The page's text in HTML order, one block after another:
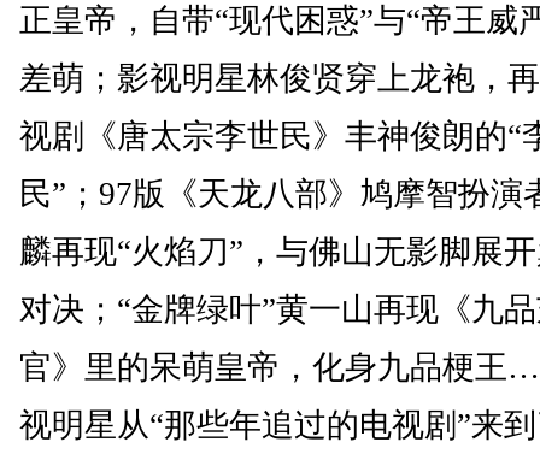
正皇帝，自带“现代困惑”与“帝王威
差萌；影视明星林俊贤穿上龙袍，
视剧《唐太宗李世民》丰神俊朗的“
民”；97版《天龙八部》鸠摩智扮演
麟再现“火焰刀”，与佛山无影脚展
对决；“金牌绿叶”黄一山再现《九
官》里的呆萌皇帝，化身九品梗
视明星从“那些年追过的电视剧”来